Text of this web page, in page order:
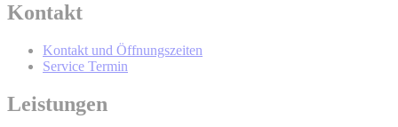
Wer wird Ihre Daten erhalten und Sie
Kontakt
Kontakt und Öffnungszeiten
Service Termin
Leistungen